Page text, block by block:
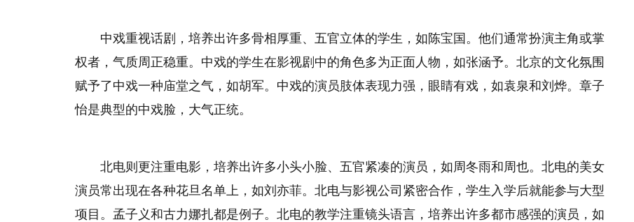
中戏重视话剧，培养出许多骨相厚重、五官立体的学生，如陈宝国。他们通常扮演主角或掌
权者，气质周正稳重。中戏的学生在影视剧中的角色多为正面人物，如张涵予。北京的文化氛围
赋予了中戏一种庙堂之气，如胡军。中戏的演员肢体表现力强，眼睛有戏，如袁泉和刘烨。章子
怡是典型的中戏脸，大气正统。
北电则更注重电影，培养出许多小头小脸、五官紧凑的演员，如周冬雨和周也。北电的美女
演员常出现在各种花旦名单上，如刘亦菲。北电与影视公司紧密合作，学生入学后就能参与大型
项目。孟子义和古力娜扎都是例子。北电的教学注重镜头语言，培养出许多都市感强的演员，如